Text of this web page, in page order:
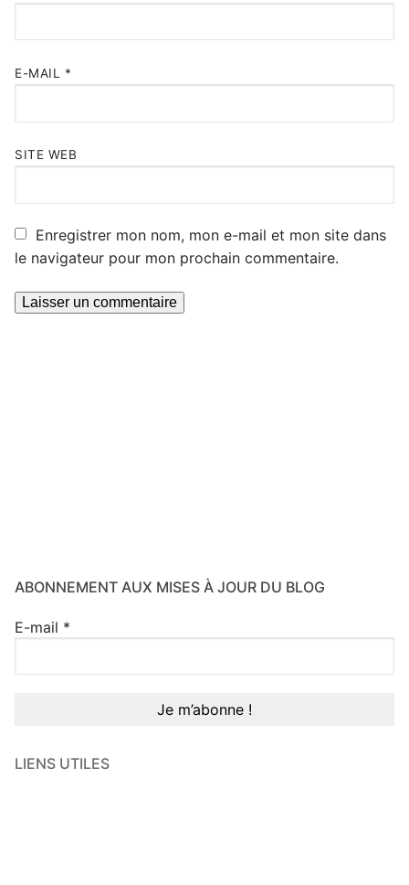
E-MAIL *
SITE WEB
Enregistrer mon nom, mon e-mail et mon site dans
le navigateur pour mon prochain commentaire.
ABONNEMENT AUX MISES À JOUR DU BLOG
E-mail *
LIENS UTILES